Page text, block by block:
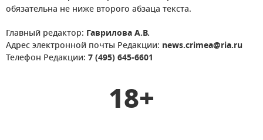
обязательна не ниже второго абзаца текста.
Главный редактор: Гаврилова А.В.
Адрес электронной почты Редакции: news.crimea@ria.ru
Телефон Редакции: 7 (495) 645-6601
18+